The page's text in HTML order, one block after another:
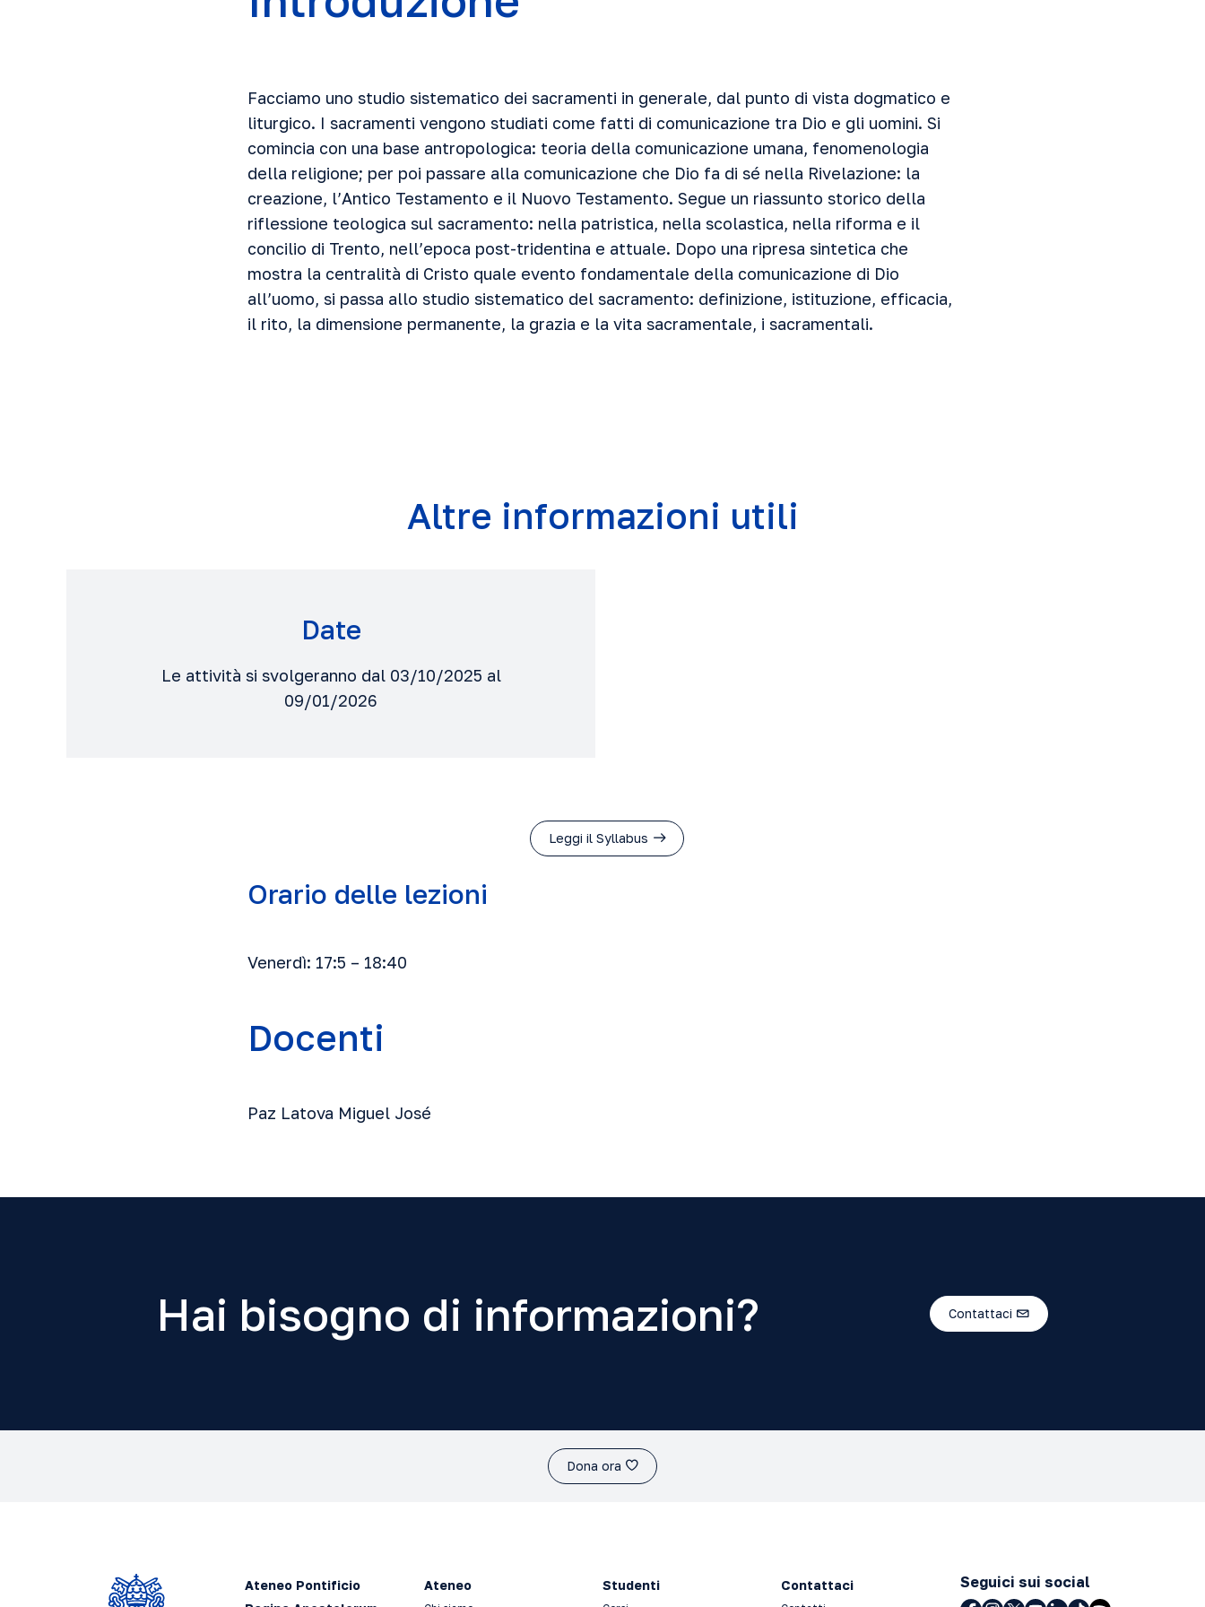
Facciamo uno studio sistematico dei sacramenti in generale, dal punto di vista dogmatico e
liturgico. I sacramenti vengono studiati come fatti di comunicazione tra Dio e gli uomini. Si
comincia con una base antropologica: teoria della comunicazione umana, fenomenologia
della religione; per poi passare alla comunicazione che Dio fa di sé nella Rivelazione: la
creazione, l’Antico Testamento e il Nuovo Testamento. Segue un riassunto storico della
riflessione teologica sul sacramento: nella patristica, nella scolastica, nella riforma e il
concilio di Trento, nell’epoca post-tridentina e attuale. Dopo una ripresa sintetica che
mostra la centralità di Cristo quale evento fondamentale della comunicazione di Dio
all’uomo, si passa allo studio sistematico del sacramento: definizione, istituzione, efficacia,
il rito, la dimensione permanente, la grazia e la vita sacramentale, i sacramentali.
Altre informazioni utili
Date
Le attività si svolgeranno dal 03/10/2025 al
09/01/2026
Leggi il Syllabus
Orario delle lezioni
Venerdì: 17:5 – 18:40
Docenti
Paz Latova Miguel José
Hai bisogno di informazioni? Contattaci
Dona ora
Ateneo Pontificio
Ateneo Studenti Contattaci Seguici sui social